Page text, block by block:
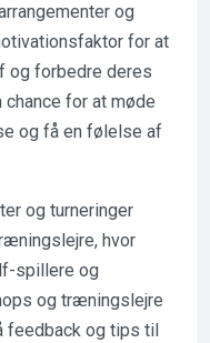
og
for at
forbedre deres
for at møde
og få en følelse af
og turneringer
hvor
spillere og
og træningslejre
feedback og tips til